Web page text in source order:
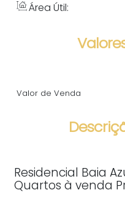
Área Útil:
Valor de Venda
Residencial Baia
Quartos à venda